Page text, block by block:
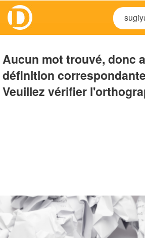
Aucun mot trouvé, donc
définition
Veuillez vérifier